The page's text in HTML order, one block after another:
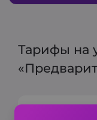
Тарифы на